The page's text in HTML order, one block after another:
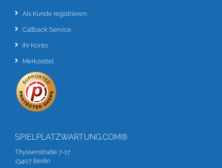
Als Kunde registrieren
Callback Service
Ihr Konto
Merkzettel
SPIELPLATZWARTUNG.COM®
Thyssenstraße 7-17
13407 Berlin